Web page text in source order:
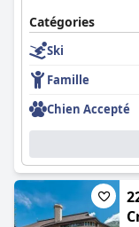
Catégories
Ski
Famille
Chien Accepté